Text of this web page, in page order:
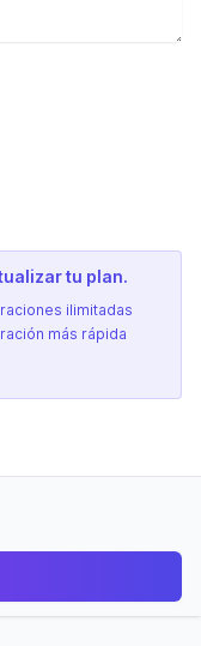
tu plan.
ilimitadas
más rápida